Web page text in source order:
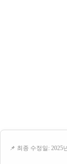
📌 최종 수정일: 2025